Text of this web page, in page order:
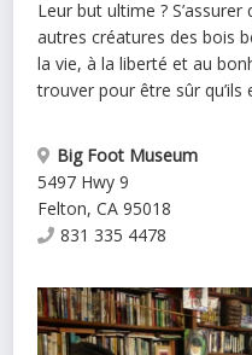
Leur but ultime ?
autres créatures des bois
la vie, à la liberté et au
trouver pour être sûr
Big Foot Museum
5497 Hwy 9
Felton, CA 95018
831 335 4478